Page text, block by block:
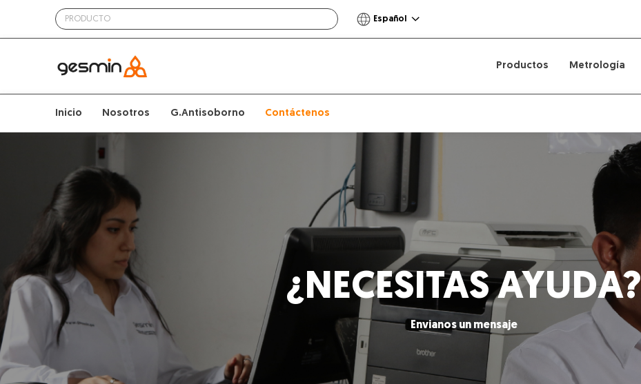
Español
Productos Metrología
Inicio Nosotros G.Antisoborno Contáctenos
¿NECESITAS AYUDA?
Envianos un mensaje